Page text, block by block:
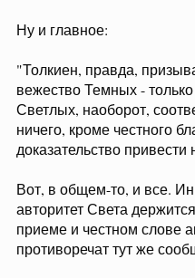
Ну и главное:
"Толкиен, правда,
вежество Темных -
Светлых, наоборот,
ничего, кроме честного
доказательство привести
Вот, в общем-то, и все.
авторитет Света
приеме и честном слове
противоречат тут же